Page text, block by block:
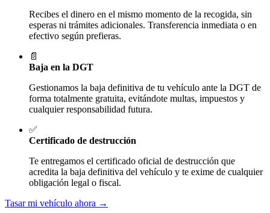
Recibes el dinero en el mismo momento de la recogida, sin
esperas ni trámites adicionales. Transferencia inmediata o en
efectivo según prefieras.
📄
Baja en la DGT
Gestionamos la baja definitiva de tu vehículo ante la DGT de
forma totalmente gratuita, evitándote multas, impuestos y
cualquier responsabilidad futura.
✅
Certificado de destrucción
Te entregamos el certificado oficial de destrucción que
acredita la baja definitiva del vehículo y te exime de cualquier
obligación legal o fiscal.
Tasar mi vehículo ahora →